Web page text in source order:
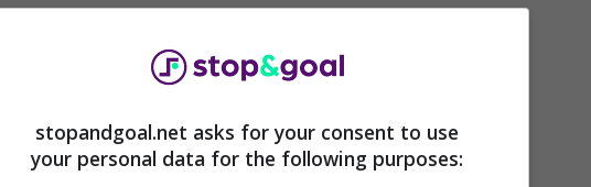
giornalista
di Catania ha allargato ben presto il proprio
dall’universo del pallone. Su tutte la
stopandgoal.net asks for your consent to use
your personal data for the following purposes: